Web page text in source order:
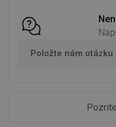
Položte nám otázku